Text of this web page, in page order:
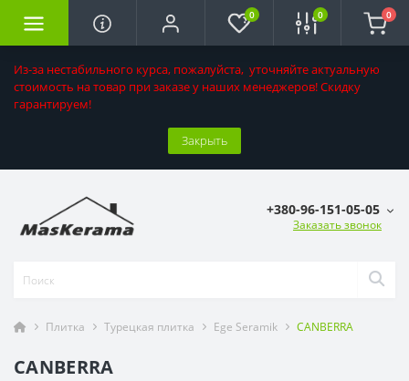
Из-за нестабильного курса, пожалуйста, уточняйте актуальную
стоимость на товар при заказе у наших менеджеров! Скидку
гарантируем!
Закрыть
0 0 0
+380-96-151-05-05
Заказать звонок
Плитка Турецкая плитка Ege Seramik CANBERRA
CANBERRA